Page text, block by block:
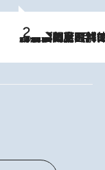
2026.8.8
「最後に見られてよかった」上野動物園の東園パンダ舎が解体前に特別公開。8月16日まで延長されたパネル展と共に辿る“半世紀”のパンダ飼育《解体工事の図面あり》